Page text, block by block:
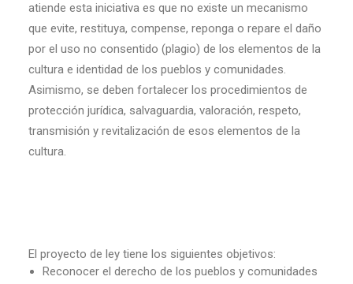
atiende esta iniciativa es que no existe un mecanismo
que evite, restituya, compense, reponga o repare el daño
por el uso no consentido (plagio) de los elementos de la
cultura e identidad de los pueblos y comunidades.
Asimismo, se deben fortalecer los procedimientos de
protección jurídica, salvaguardia, valoración, respeto,
transmisión y revitalización de esos elementos de la
cultura.
El proyecto de ley tiene los siguientes objetivos:
Reconocer el derecho de los pueblos y comunidades